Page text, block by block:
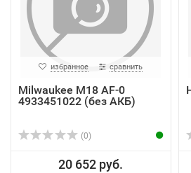
избранное сравнить
Milwaukee M18 AF-0
4933451022 (без АКБ)
(0)
20 652 руб.